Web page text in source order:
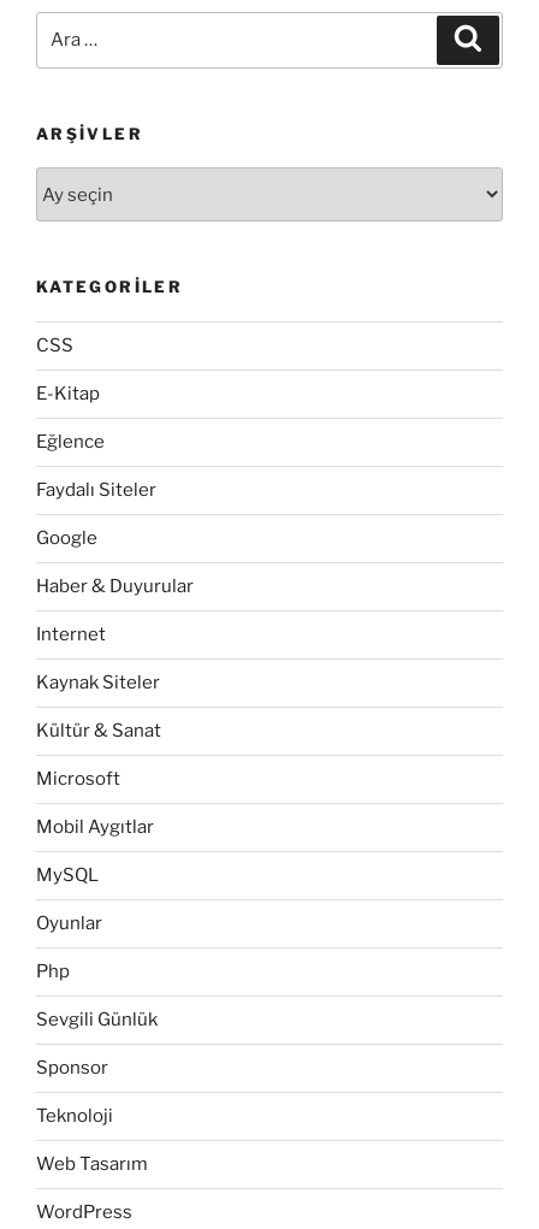
ARŞIVLER
KATEGORILER
CSS
E-Kitap
Eğlence
Faydalı Siteler
Google
Haber & Duyurular
Internet
Kaynak Siteler
Kültür & Sanat
Microsoft
Mobil Aygıtlar
MySQL
Oyunlar
Php
Sevgili Günlük
Sponsor
Teknoloji
Web Tasarım
WordPress